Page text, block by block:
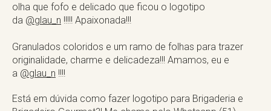
olha que fofo e delicado que ficou o logotipo
da @glau_n !!!!! Apaixonada!!! ⠀
Granulados coloridos e um ramo de folhas para trazer
originalidade, charme e delicadeza!!! Amamos, eu e
a @glau_n !!!!
Está em dúvida como fazer logotipo para Brigaderia e